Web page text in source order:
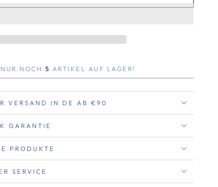
NOCH 5 ARTIKEL AUF LAGER!
VERSAND IN DE AB €90
GARANTIE
PRODUKTE
SERVICE